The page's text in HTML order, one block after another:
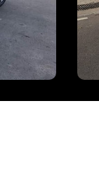
руб